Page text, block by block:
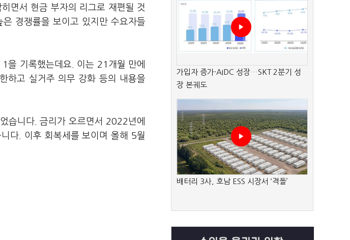
면서 현금 부자의 리그로 재편될 것
경쟁률을 보이고 있지만 수요자들
을 기록했는데요. 이는 21개월 만에
하고 실거주 의무 강화 등의 내용을
습니다. 금리가 오르면서 2022년에
다. 이후 회복세를 보이며 올해 5월
가입자 증가·AIDC 성장…SKT 2분기 성
장 본궤도
배터리 3사, 호남 ESS 시장서 ‘격돌’